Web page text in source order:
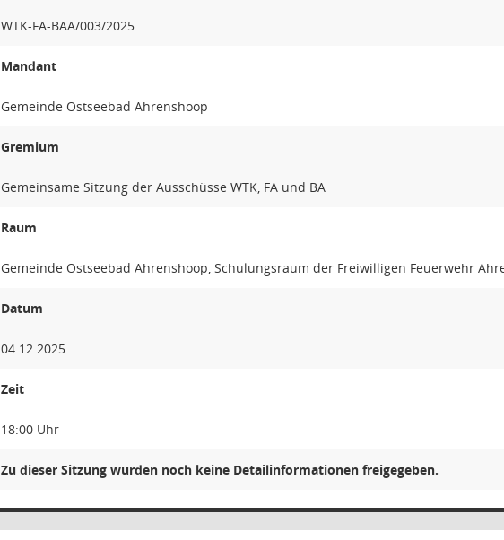
WTK-FA-BAA/003/2025
Mandant
Gemeinde Ostseebad Ahrenshoop
Gremium
Gemeinsame Sitzung der Ausschüsse WTK, FA und BA
Raum
Gemeinde Ostseebad Ahrenshoop, Schulungsraum der Freiwilligen Feuerwehr
Datum
04.12.2025
Zeit
18:00 Uhr
Zu dieser Sitzung wurden noch keine Detailinformationen freigegeben.